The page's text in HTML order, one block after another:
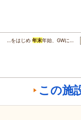
…をはじめ年末年始、GWに…
この施